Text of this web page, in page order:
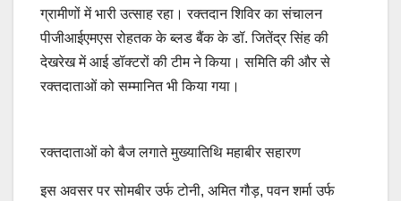
ग्रामीणों में भारी उत्साह रहा। रक्तदान शिविर का संचालन
पीजीआईएमएस रोहतक के ब्लड बैंक के डॉ. जितेंद्र सिंह की
देखरेख में आई डॉक्टरों की टीम ने किया। समिति की और से
रक्तदाताओं को सम्मानित भी किया गया।
रक्तदाताओं को बैज लगाते मुख्यातिथि महाबीर सहारण
इस अवसर पर सोमबीर उर्फ टोनी, अमित गौड़, पवन शर्मा उर्फ